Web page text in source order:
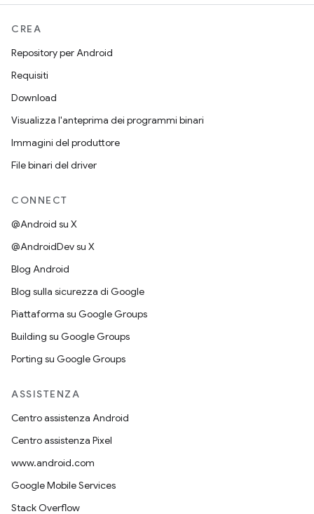
CREA
Repository per Android
Requisiti
Download
Visualizza l'anteprima dei programmi binari
Immagini del produttore
File binari del driver
CONNECT
@Android su X
@AndroidDev su X
Blog Android
Blog sulla sicurezza di Google
Piattaforma su Google Groups
Building su Google Groups
Porting su Google Groups
ASSISTENZA
Centro assistenza Android
Centro assistenza Pixel
www.android.com
Google Mobile Services
Stack Overflow